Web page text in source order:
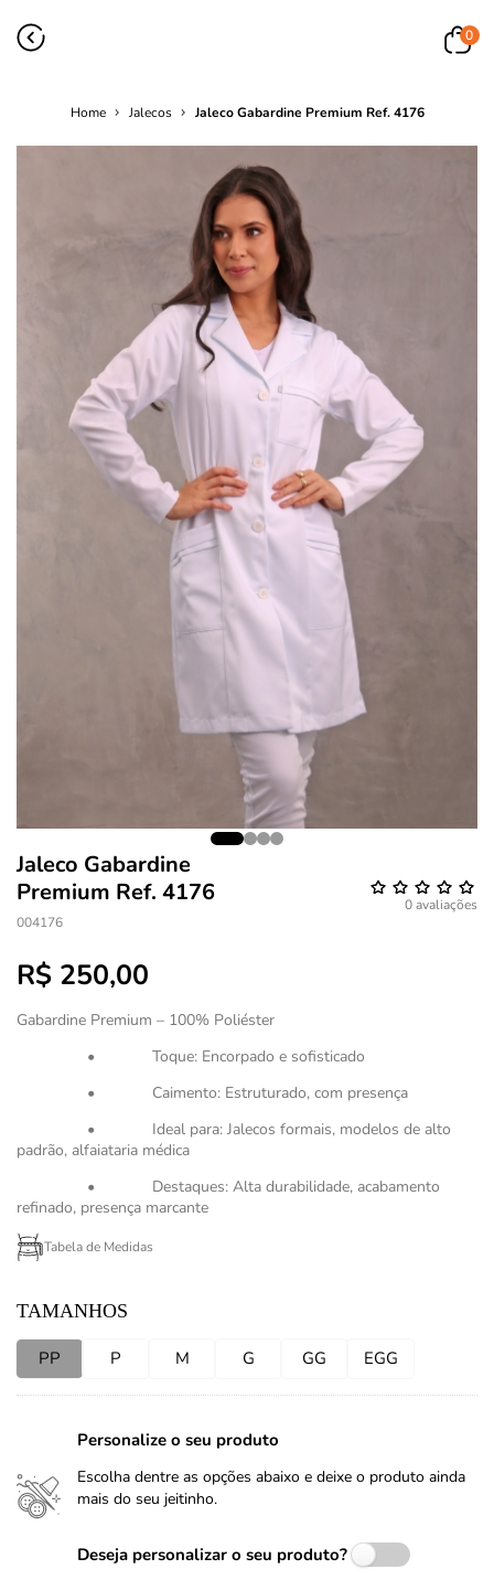
0
Home Jalecos Jaleco Gabardine Premium Ref. 4176
Jaleco Gabardine
Premium Ref. 4176
004176
0 avaliações
R$ 250,00
Gabardine Premium – 100% Poliéster
• Toque: Encorpado e sofisticado
• Caimento: Estruturado, com presença
• Ideal para: Jalecos formais, modelos de alto
padrão, alfaiataria médica
• Destaques: Alta durabilidade, acabamento
refinado, presença marcante
Tabela de Medidas
TAMANHOS
PP P M G GG EGG
Personalize o seu produto
Escolha dentre as opções abaixo e deixe o produto ainda
mais do seu jeitinho.
Deseja personalizar o seu produto?